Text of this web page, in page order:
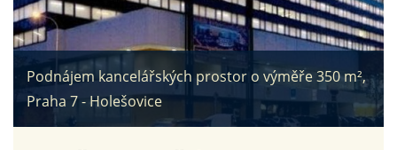
Podnájem kancelářských prostor o výměře 350 m²,
Praha 7 - Holešovice